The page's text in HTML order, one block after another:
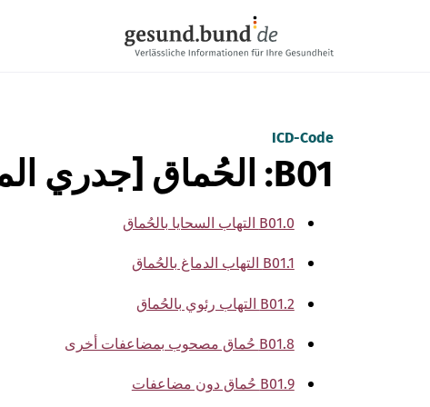
ICD-Code
B01: الحُماق [جدري الماء]
B01.0 التهاب السحايا بالحُماق
B01.1 التهاب الدماغ بالحُماق
B01.2 التهاب رئوي بالحُماق
B01.8 حُماق مصحوب بمضاعفات أخرى
B01.9 حُماق دون مضاعفات